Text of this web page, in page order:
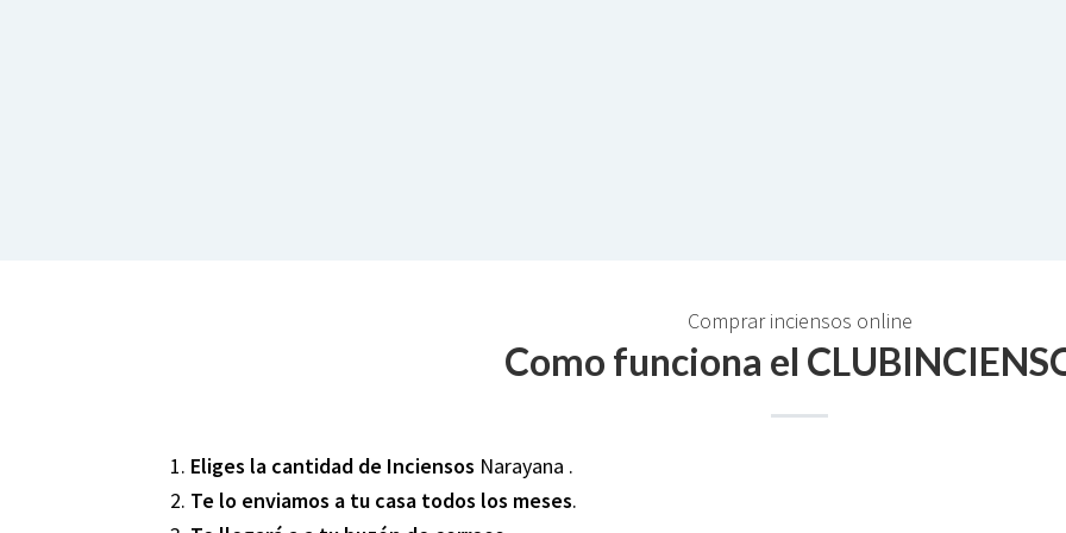
Comprar inciensos online
Como funciona el
1. Eliges la cantidad de Inciensos Narayana .
2. Te lo enviamos a tu casa todos los meses.